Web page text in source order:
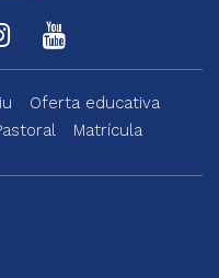
Oferta educativa
Matrícula